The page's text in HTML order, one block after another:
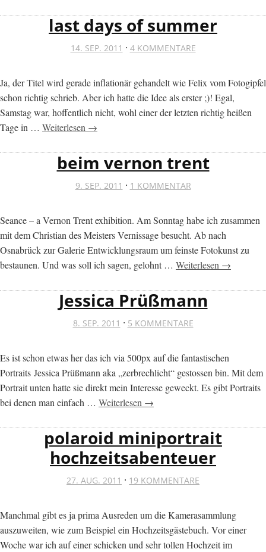
last days of summer
14. SEP. 2011 · 4 KOMMENTARE
Ja, der Titel wird gerade inflationär gehandelt wie Felix vom Fotogipfel
schon richtig schrieb. Aber ich hatte die Idee als erster ;)! Egal,
Samstag war, hoffentlich nicht, wohl einer der letzten richtig heißen
Tage in … Weiterlesen →
beim vernon trent
9. SEP. 2011 · 1 KOMMENTAR
Seance – a Vernon Trent exhibition. Am Sonntag habe ich zusammen
mit dem Christian des Meisters Vernissage besucht. Ab nach
Osnabrück zur Galerie Entwicklungsraum um feinste Fotokunst zu
bestaunen. Und was soll ich sagen, gelohnt … Weiterlesen →
Jessica Prüßmann
8. SEP. 2011 · 5 KOMMENTARE
Es ist schon etwas her das ich via 500px auf die fantastischen
Portraits Jessica Prüßmann aka „zerbrechlicht“ gestossen bin. Mit dem
Portrait unten hatte sie direkt mein Interesse geweckt. Es gibt Portraits
bei denen man einfach … Weiterlesen →
polaroid miniportrait
hochzeitsabenteuer
27. AUG. 2011 · 19 KOMMENTARE
Manchmal gibt es ja prima Ausreden um die Kamerasammlung
auszuweiten, wie zum Beispiel ein Hochzeitsgästebuch. Vor einer
Woche war ich auf einer schicken und sehr tollen Hochzeit im